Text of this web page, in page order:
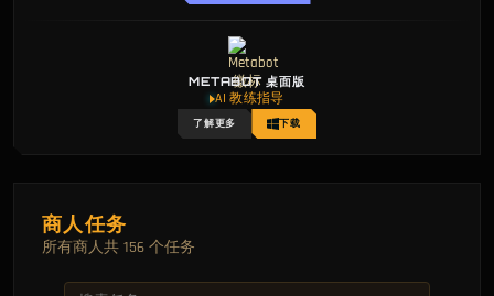
METABOT 桌面版
AI 教练指导
了解更多 下载
商人任务
所有商人共 156 个任务